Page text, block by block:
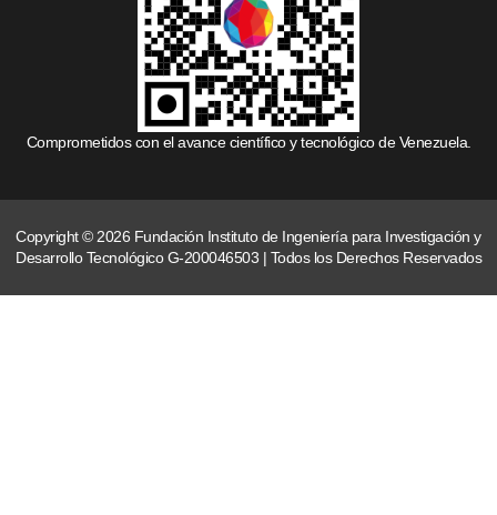
Comprometidos con el avance científico y tecnológico de Venezuela.
Copyright © 2026 Fundación Instituto de Ingeniería para Investigación y
Desarrollo Tecnológico G-200046503 | Todos los Derechos Reservados